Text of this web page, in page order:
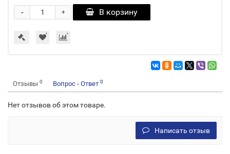
+
- В корзину
Отзывы 0 Вопрос - Ответ 0
Нет отзывов об этом товаре.
Написать отзыв